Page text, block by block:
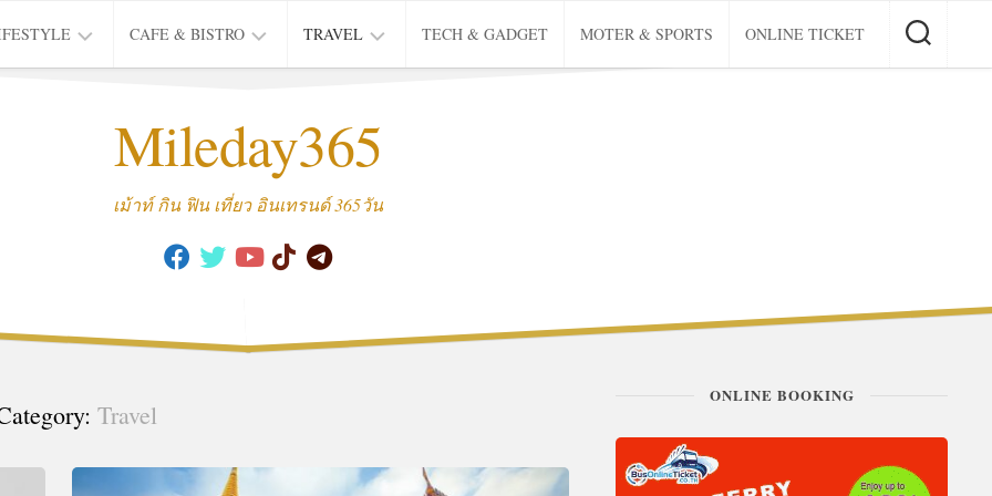
CAFE & BISTRO
CAFE
TRAVEL
THAI
TRIP
TECH & GADGET MOTER & SPORTS ONLINE TICKET
Mileday365
เม้าท์ กิน ฟิน เที่ยว อินเทรนด์ 365วัน
Travel
ONLINE BOOKING